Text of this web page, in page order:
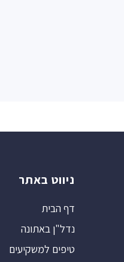
ניווט באתר
דף הבית
נדל"ן באתונה
טיפים למשקיעים